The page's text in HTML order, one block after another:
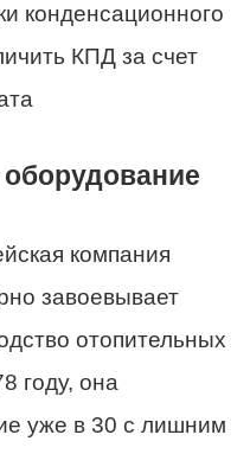
конденсационного
КПД за счет
оборудование
компания
завоевывает
отопительных
году, она
уже в 30 с лишним